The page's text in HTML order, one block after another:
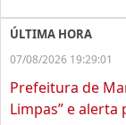
ÚLTIMA HORA
07/08/2026 19:29:01
Prefeitura de
Limpas” e